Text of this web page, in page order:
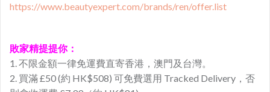
https://www.beautyexpert.com/brands/ren/offer.list
敗家精提提你：
1. 不限金額一律免運費直寄香港，澳門及台灣。
2. 買滿 £50 (約 HK$508) 可免費選用 Tracked Delivery，否